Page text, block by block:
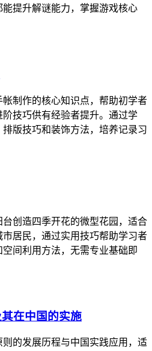
提升解谜能力，掌握游戏核心
制作的核心知识点，帮助初学者
技巧供有经验者提升。通过学
版技巧和装饰方法，培养记录习
创造四季开花的微型花园，适合
居民，通过实用技巧帮助学习者
间利用方法，无需专业基础即
在中国的实施
的发展历程与中国实践应用，适